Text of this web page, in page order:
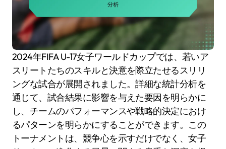
2024年FIFA U-17女子ワールドカップでは、若いア
スリートたちのスキルと決意を際立たせるスリリ
ングな試合が展開されました。詳細な統計分析を
通じて、試合結果に影響を与えた要因を明らかに
し、チームのパフォーマンスや戦略的決定におけ
るパターンを明らかにすることができます。この
トーナメントは、競争心を示すだけでなく、女子